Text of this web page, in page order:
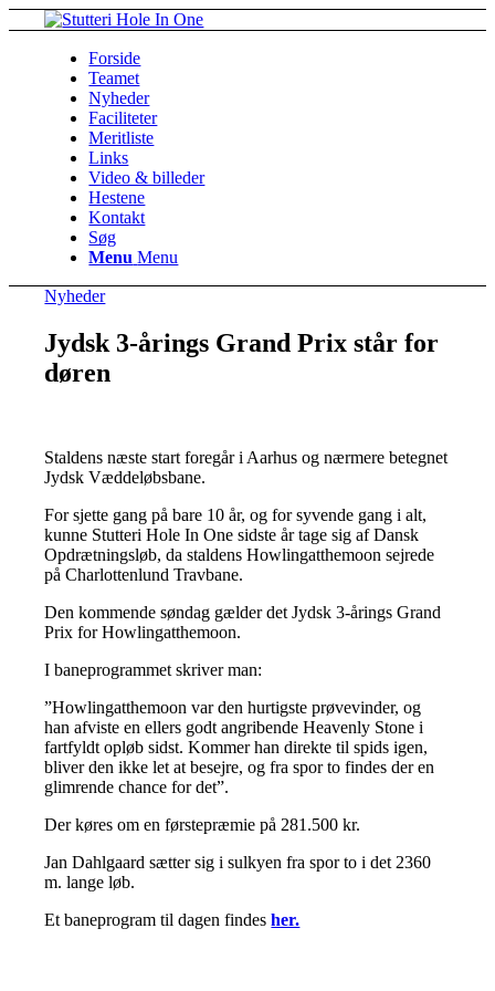
Forside
Teamet
Nyheder
Faciliteter
Meritliste
Links
Video & billeder
Hestene
Kontakt
Søg
Menu Menu
Nyheder
Jydsk 3-årings Grand Prix står for
døren
Staldens næste start foregår i Aarhus og nærmere betegnet
Jydsk Væddeløbsbane.
For sjette gang på bare 10 år, og for syvende gang i alt,
kunne Stutteri Hole In One sidste år tage sig af Dansk
Opdrætningsløb, da staldens Howlingatthemoon sejrede
på Charlottenlund Travbane.
Den kommende søndag gælder det Jydsk 3-årings Grand
Prix for Howlingatthemoon.
I baneprogrammet skriver man:
”Howlingatthemoon var den hurtigste prøvevinder, og
han afviste en ellers godt angribende Heavenly Stone i
fartfyldt opløb sidst. Kommer han direkte til spids igen,
bliver den ikke let at besejre, og fra spor to findes der en
glimrende chance for det”.
Der køres om en førstepræmie på 281.500 kr.
Jan Dahlgaard sætter sig i sulkyen fra spor to i det 2360
m. lange løb.
Et baneprogram til dagen findesher.